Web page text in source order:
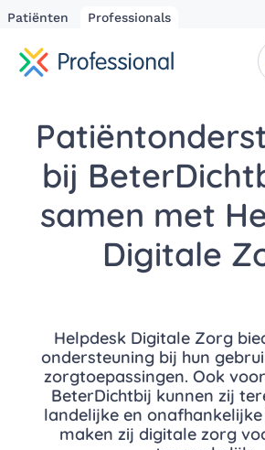
Patiënten Professionals
bij
samen met
Digitale
Helpdesk Digitale Zorg
ondersteuning bij hun
zorgtoepassingen. Ook
BeterDichtbij kunnen zij
landelijke en
maken zij digitale zorg